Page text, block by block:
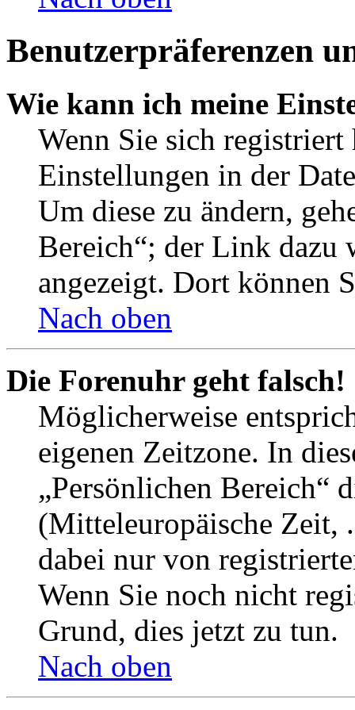
Benutzerpräferenzen
Wie kann ich meine
Wenn Sie sich
Einstellungen in der
Um diese zu ändern,
Bereich“; der Link dazu
angezeigt. Dort können
Nach oben
Die Forenuhr geht falsch!
Möglicherweise
eigenen Zeitzone. In
„Persönlichen Bereich“
(Mitteleuropäische Zeit,
dabei nur von
Wenn Sie noch nicht
Grund, dies jetzt zu tun.
Nach oben